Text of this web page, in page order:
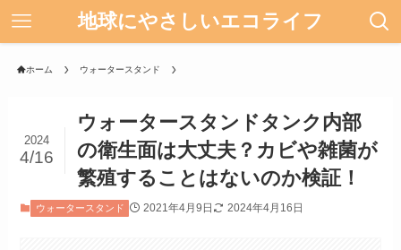
地球にやさしいエコライフ
ホーム ウォータースタンド
ウォータースタンドタンク内部
の衛生面は大丈夫？カビや雑菌が
繁殖することはないのか検証！
2024
4/16
ウォータースタンド 2021年4月9日 2024年4月16日